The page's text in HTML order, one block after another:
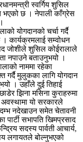
स्वर्गिय शुसिल
भएको छ । नेपाली काँग्रेस
योगदानको चर्चा गर्दै
कार्यक्रमलाई सम्वोधन
जोशीले शुसिल कोईरालाले
नपाउने बताउनुभयो ।
नाममा रहेका
गर्दै मुलुकका लागि योगदान
। उहाँले दुई तिहाई
झिना मसिना कुराहरुमा
यो सरकारले
नदेखाउन समेत चेतावनी
पार्टी सभापति खिमप्रसाद
सदस्य पार्वती आचार्य,
लगायतले बोल्नुभएको